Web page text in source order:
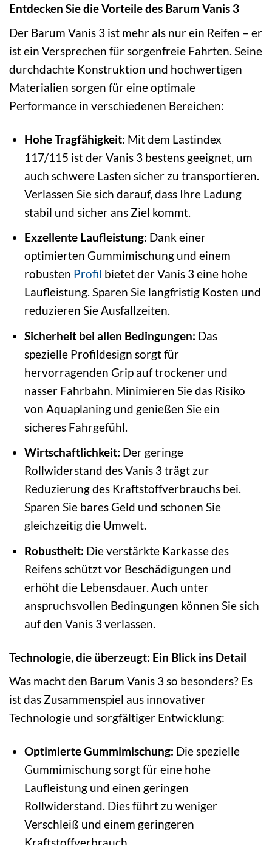
Entdecken Sie die Vorteile des Barum Vanis 3
Der Barum Vanis 3 ist mehr als nur ein Reifen – er
ist ein Versprechen für sorgenfreie Fahrten. Seine
durchdachte Konstruktion und hochwertigen
Materialien sorgen für eine optimale
Performance in verschiedenen Bereichen:
Hohe Tragfähigkeit: Mit dem Lastindex
117/115 ist der Vanis 3 bestens geeignet, um
auch schwere Lasten sicher zu transportieren.
Verlassen Sie sich darauf, dass Ihre Ladung
stabil und sicher ans Ziel kommt.
Exzellente Laufleistung: Dank einer
optimierten Gummimischung und einem
robusten Profil bietet der Vanis 3 eine hohe
Laufleistung. Sparen Sie langfristig Kosten und
reduzieren Sie Ausfallzeiten.
Sicherheit bei allen Bedingungen: Das
spezielle Profildesign sorgt für
hervorragenden Grip auf trockener und
nasser Fahrbahn. Minimieren Sie das Risiko
von Aquaplaning und genießen Sie ein
sicheres Fahrgefühl.
Wirtschaftlichkeit: Der geringe
Rollwiderstand des Vanis 3 trägt zur
Reduzierung des Kraftstoffverbrauchs bei.
Sparen Sie bares Geld und schonen Sie
gleichzeitig die Umwelt.
Robustheit: Die verstärkte Karkasse des
Reifens schützt vor Beschädigungen und
erhöht die Lebensdauer. Auch unter
anspruchsvollen Bedingungen können Sie sich
auf den Vanis 3 verlassen.
Technologie, die überzeugt: Ein Blick ins Detail
Was macht den Barum Vanis 3 so besonders? Es
ist das Zusammenspiel aus innovativer
Technologie und sorgfältiger Entwicklung:
Optimierte Gummimischung: Die spezielle
Gummimischung sorgt für eine hohe
Laufleistung und einen geringen
Rollwiderstand. Dies führt zu weniger
Verschleiß und einem geringeren